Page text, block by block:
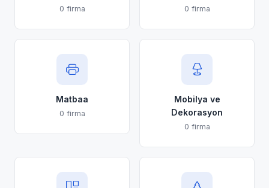
0 firma 0 firma
Matbaa
0 firma
Mobilya ve
Dekorasyon
0 firma